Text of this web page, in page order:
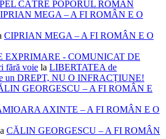
CĂTRE POPORUL ROMÂN
MEGA – A FI ROMÂN E O
CIPRIAN MEGA – A FI ROMÂN E O
EXPRIMARE - COMUNICAT DE
fără voie la LIBERTATEA de
un DREPT, NU O INFRACȚIUNE!
GEORGESCU – A FI ROMÂN E
AXINTE – A FI ROMÂN E O
CĂLIN GEORGESCU – A FI ROMÂN